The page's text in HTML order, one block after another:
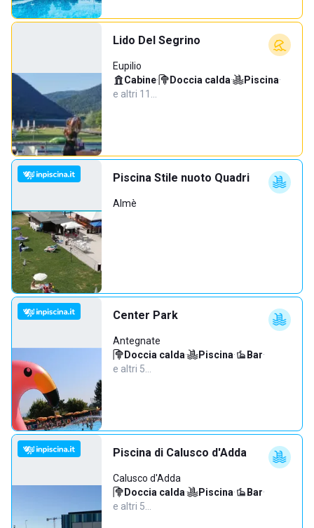
Lido Del Segrino
Eupilio
Cabine· Doccia calda· Piscina·
e altri 11…
Piscina Stile nuoto Quadri
Almè
Center Park
Antegnate
Doccia calda· Piscina· Bar·
e altri 5…
Piscina di Calusco d'Adda
Calusco d'Adda
Doccia calda· Piscina· Bar·
e altri 5…